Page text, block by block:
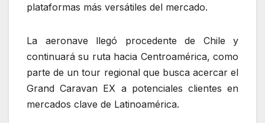
plataformas más versátiles del mercado.
La aeronave llegó procedente de Chile y
continuará su ruta hacia Centroamérica, como
parte de un tour regional que busca acercar el
Grand Caravan EX a potenciales clientes en
mercados clave de Latinoamérica.